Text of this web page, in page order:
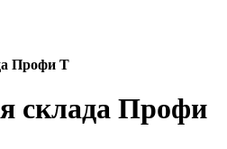
Профи Т
склада Профи